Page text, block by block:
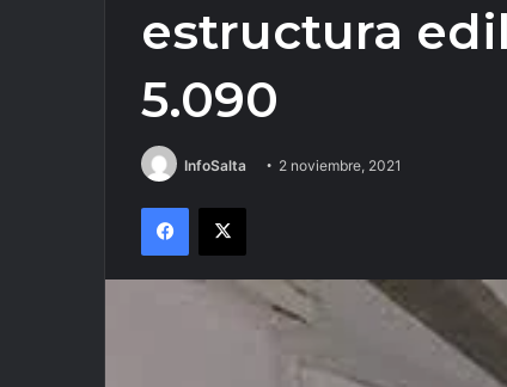
estructura
5.090
InfoSalta 2 noviembre, 2021
Facebook
X